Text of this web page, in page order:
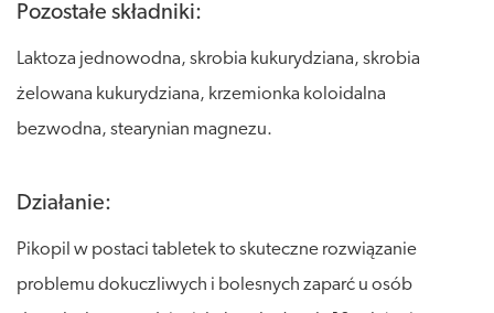
Pozostałe składniki:
Laktoza jednowodna, skrobia kukurydziana, skrobia
żelowana kukurydziana, krzemionka koloidalna
bezwodna, stearynian magnezu.
Działanie:
Pikopil w postaci tabletek to skuteczne rozwiązanie
problemu dokuczliwych i bolesnych zaparć u osób